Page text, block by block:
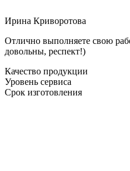
Ирина Криворотова
Отлично выполняете свою
довольны, респект!)
Качество продукции
Уровень сервиса
Срок изготовления